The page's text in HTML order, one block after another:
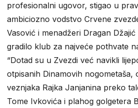
profesionalni ugovor, stigao u
ambiciozno vodstvo Crvene
Vasović i menadžeri Dragan
gradilo klub za najveće pothvate
“Dotad su u Zvezdi već navikli
otpisanih Dinamovih nogometaša,
veznjaka Rajka Janjanina preko
Tome Ivkovića i plahog golgetera